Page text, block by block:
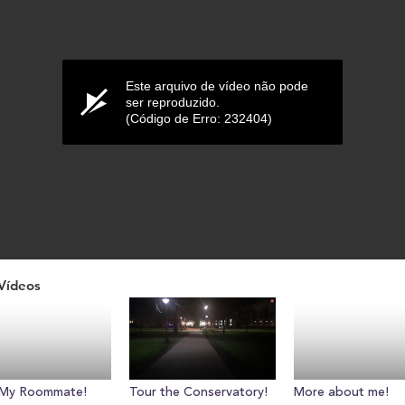
Este arquivo de vídeo não pode
ser reproduzido.
(Código de Erro: 232404)
Roommate! Tour the Conservatory! More about me!